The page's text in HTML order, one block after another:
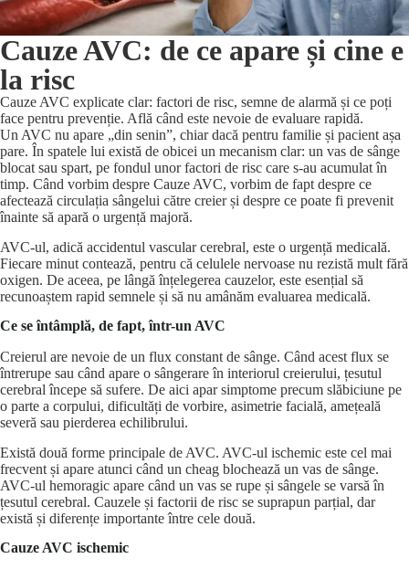
Cauze AVC: de ce apare și cine e
la risc
Cauze AVC explicate clar: factori de risc, semne de alarmă și ce poți
face pentru prevenție. Află când este nevoie de evaluare rapidă.
Un AVC nu apare „din senin”, chiar dacă pentru familie și pacient așa
pare. În spatele lui există de obicei un mecanism clar: un vas de sânge
blocat sau spart, pe fondul unor factori de risc care s-au acumulat în
timp. Când vorbim despre Cauze AVC, vorbim de fapt despre ce
afectează circulația sângelui către creier și despre ce poate fi prevenit
înainte să apară o urgență majoră.
AVC-ul, adică accidentul vascular cerebral, este o urgență medicală.
Fiecare minut contează, pentru că celulele nervoase nu rezistă mult fără
oxigen. De aceea, pe lângă înțelegerea cauzelor, este esențial să
recunoaștem rapid semnele și să nu amânăm evaluarea medicală.
Ce se întâmplă, de fapt, într-un AVC
Creierul are nevoie de un flux constant de sânge. Când acest flux se
întrerupe sau când apare o sângerare în interiorul creierului, țesutul
cerebral începe să sufere. De aici apar simptome precum slăbiciune pe
o parte a corpului, dificultăți de vorbire, asimetrie facială, amețeală
severă sau pierderea echilibrului.
Există două forme principale de AVC. AVC-ul ischemic este cel mai
frecvent și apare atunci când un cheag blochează un vas de sânge.
AVC-ul hemoragic apare când un vas se rupe și sângele se varsă în
țesutul cerebral. Cauzele și factorii de risc se suprapun parțial, dar
există și diferențe importante între cele două.
Cauze AVC ischemic